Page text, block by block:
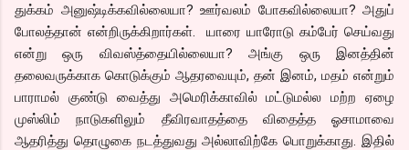
துக்கம் அனுஷ்டிக்கவில்லையா? ஊர்வலம் போகவில்லையா? அதுப்
போலத்தான் என்றிருக்கிறார்கள். யாரை யாரோடு கம்பேர் செய்வது
என்று ஒரு விவஸ்த்தையில்லையா? அங்கு ஒரு இனத்தின்
தலைவருக்காக கொடுக்கும் ஆதரவையும், தன் இனம், மதம் என்றும்
பாராமல் குண்டு வைத்து அமெரிக்காவில் மட்டுமல்ல மற்ற ஏழை
முஸ்லிம் நாடுகளிலும் தீவிரவாதத்தை விதைத்த ஓசாமாவை
ஆதரித்து தொழுகை நடத்துவது அல்லாவிற்கே பொறுக்காது. இதில்